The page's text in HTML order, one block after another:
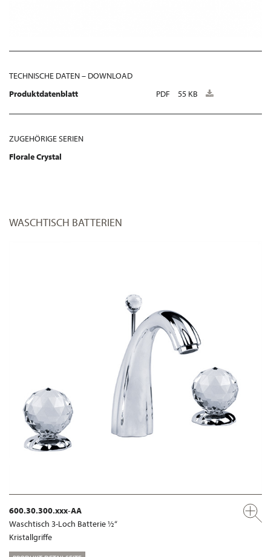
TECHNISCHE DATEN – DOWNLOAD
Produktdatenblatt
PDF 55 KB
ZUGEHÖRIGE SERIEN
Florale Crystal
WASCHTISCH BATTERIEN
600.30.300.xxx-AA
Waschtisch 3-Loch Batterie ½“
Kristallgriffe